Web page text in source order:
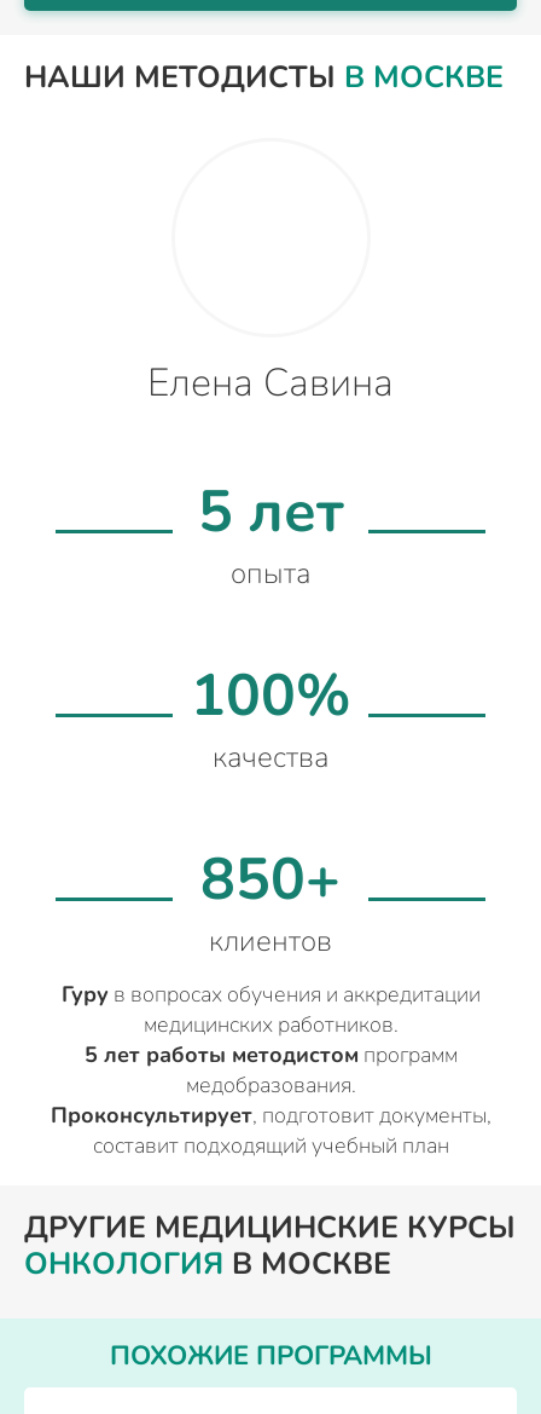
НАШИ МЕТОДИСТЫ В МОСКВЕ
Елена Савина
5 лет
опыта
100%
качества
850+
клиентов
Гуру в вопросах обучения и аккредитации
медицинских работников.
5 лет работы методистом программ
медобразования.
Проконсультирует, подготовит документы,
составит подходящий учебный план
ДРУГИЕ МЕДИЦИНСКИЕ КУРСЫ
ОНКОЛОГИЯ В МОСКВЕ
ПОХОЖИЕ ПРОГРАММЫ